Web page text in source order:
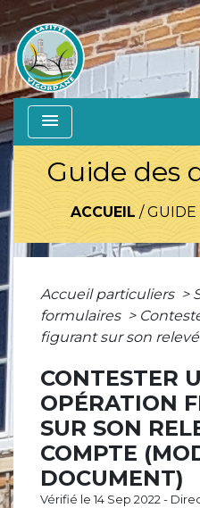
menu
Guide des
ACCUEIL /GUIDE
Accueil particuliers >
formulaires >
figurant sur son
CONTESTER
OPÉRATION
SUR SON
COMPTE
DOCUMENT)
Vérifié le 14 Sep 2022 -